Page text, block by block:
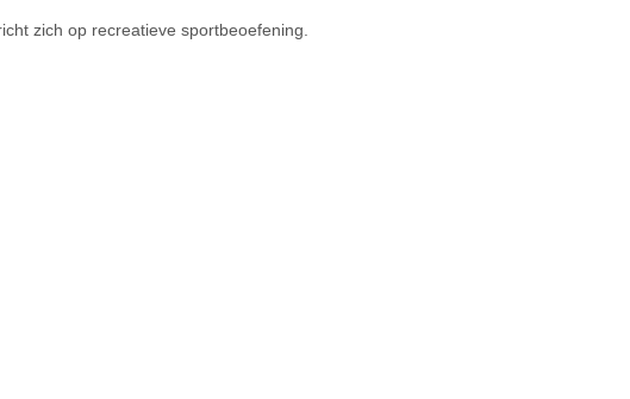
zich op recreatieve sportbeoefening.